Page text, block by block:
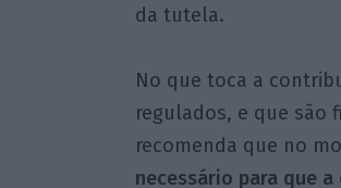
da tutela.
No que toca a
regulados, e que são
recomenda que no
necessário para que